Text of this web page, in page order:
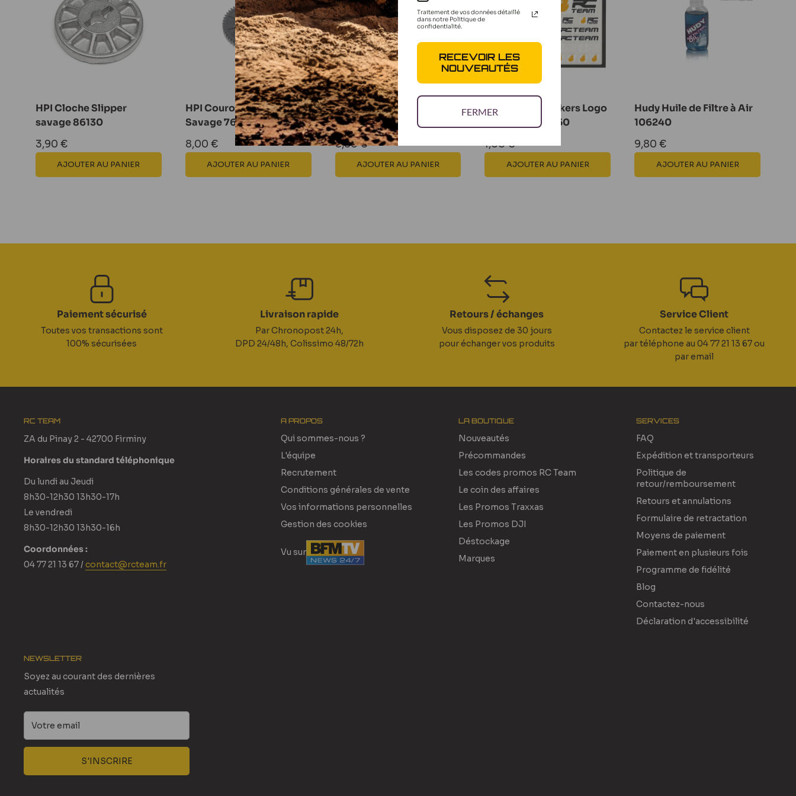
HPI Cloche Slipper
savage 86130
Prix
réduit
3,90 €
AJOUTER AU PANIER
HPI Couronne 47 dts
Savage 76937
Prix
réduit
8,00 €
AJOUTER AU PANIER
HPI Set came de frein
86092
Prix
réduit
8,80 €
AJOUTER AU PANIER
Planche de Stickers Logo
RC Team 210x150
Prix
réduit
1,00 €
AJOUTER AU PANIER
Hudy Huile de Filtre à Air
106240
Prix
réduit
9,80 €
AJOUTER AU PANIER
Paiement sécurisé
Toutes vos transactions sont
100% sécurisées
Livraison rapide
Par Chronopost 24h,
DPD 24/48h, Colissimo 48/72h
Retours / échanges
Vous disposez de 30 jours
pour échanger vos produits
Service Client
Contactez le service client
par téléphone au 04 77 21 13 67 ou
par email
RC TEAM
ZA du Pinay 2 - 42700 Firminy
Horaires du standard téléphonique
Du lundi au Jeudi
8h30-12h30 13h30-17h
Le vendredi
8h30-12h30 13h30-16h
Coordonnées :
04 77 21 13 67 /contact@rcteam.fr
A PROPOS
Qui sommes-nous ?
L'équipe
Recrutement
Conditions générales de vente
Vos informations personnelles
Gestion des cookies
Vu sur
LA BOUTIQUE
Nouveautés
Précommandes
Les codes promos RC Team
Le coin des affaires
Les Promos Traxxas
Les Promos DJI
Déstockage
Marques
SERVICES
FAQ
Expédition et transporteurs
Politique de
retour/remboursement
Retours et annulations
Formulaire de retractation
Moyens de paiement
Paiement en plusieurs fois
Programme de fidélité
Blog
Contactez-nous
Déclaration d'accessibilité
NEWSLETTER
Soyez au courant des dernières
actualités
Votre email
S'INSCRIRE
Traitement de vos données détaillé
dans notre Politique de
confidentialité.
RECEVOIR LES
NOUVEAUTÉS
FERMER